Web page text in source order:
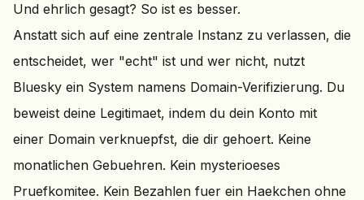
Und ehrlich gesagt? So ist es besser.
Anstatt sich auf eine zentrale Instanz zu verlassen, die
entscheidet, wer "echt" ist und wer nicht, nutzt
Bluesky ein System namens Domain-Verifizierung. Du
beweist deine Legitimaet, indem du dein Konto mit
einer Domain verknuepfst, die dir gehoert. Keine
monatlichen Gebuehren. Kein mysterioeses
Pruefkomitee. Kein Bezahlen fuer ein Haekchen ohne